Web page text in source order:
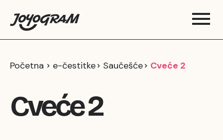
Početna e-čestitke Saučešće Cveće 2
Cveće 2